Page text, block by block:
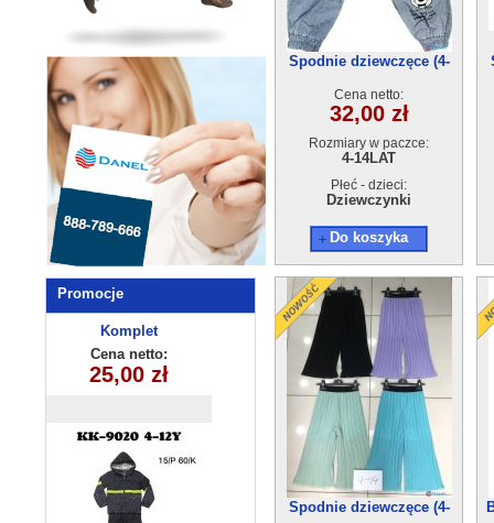
Promocje
Komplet
chlopiecy
KK9020(4-12)
15szt
Cena netto:
25,00 zł
Komplet
dziecięcy
ociep (7-10)
4szt
Cena netto:
28,00 zł
Spodnie dziewczęce (4-
Cena netto:
32,00 zł
Rozmiary w paczce:
4-14LAT
Płeć - dzieci:
Dziewczynki
Do koszyka
Spodnie dziewczęce (4-